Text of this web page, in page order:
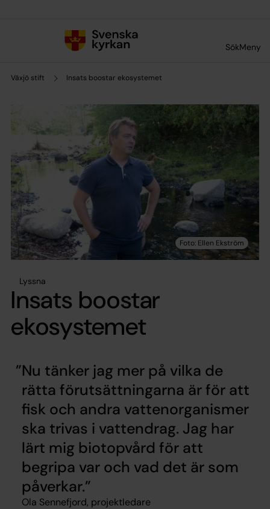
SökMeny
Växjö stift Insats boostar ekosystemet
Lyssna
Insats boostar
ekosystemet
Nu tänker jag mer på vilka de
rätta förutsättningarna är för att
fisk och andra vattenorganismer
ska trivas i vattendrag. Jag har
lärt mig biotopvård för att
begripa var och vad det är som
påverkar.
Ola Sennefjord, projektledare